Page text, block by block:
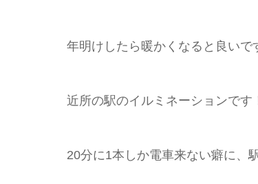
年明けしたら暖かくなると良いで
近所の駅のイルミネーションです
20分に1本しか電車来ない癖に、